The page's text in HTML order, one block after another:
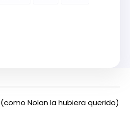
Nolan la hubiera querido)